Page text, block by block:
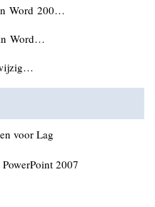
Word 200…
Word…
voor Lag
2007